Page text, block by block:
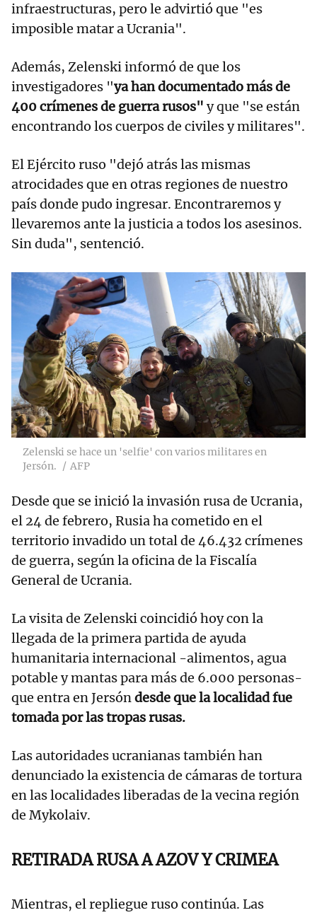
infraestructuras, pero le advirtió que "es
imposible matar a Ucrania".
Además, Zelenski informó de que los
investigadores "ya han documentado más de
400 crímenes de guerra rusos" y que "se están
encontrando los cuerpos de civiles y militares".
El Ejército ruso "dejó atrás las mismas
atrocidades que en otras regiones de nuestro
país donde pudo ingresar. Encontraremos y
llevaremos ante la justicia a todos los asesinos.
Sin duda", sentenció.
Zelenski se hace un 'selfie' con varios militares en
Jersón.
AFP
Desde que se inició la invasión rusa de Ucrania,
el 24 de febrero, Rusia ha cometido en el
territorio invadido un total de 46.432 crímenes
de guerra, según la oficina de la Fiscalía
General de Ucrania.
La visita de Zelenski coincidió hoy con la
llegada de la primera partida de ayuda
humanitaria internacional -alimentos, agua
potable y mantas para más de 6.000 personas-
que entra en Jersóndesde que la localidad fue
tomada por las tropas rusas.
Las autoridades ucranianas también han
denunciado la existencia de cámaras de tortura
en las localidades liberadas de la vecina región
de Mykolaiv.
RETIRADA RUSA A AZOV Y CRIMEA
Mientras, el repliegue ruso continúa. Las